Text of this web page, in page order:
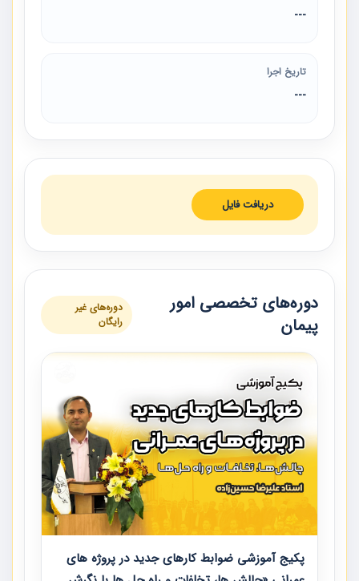
---
تاریخ اجرا
---
دریافت فایل
دوره‌های تخصصی امور
پیمان
دوره‌های غیر
رایگان
پکیج آموزشی ضوابط کارهای جدید در پروژه های